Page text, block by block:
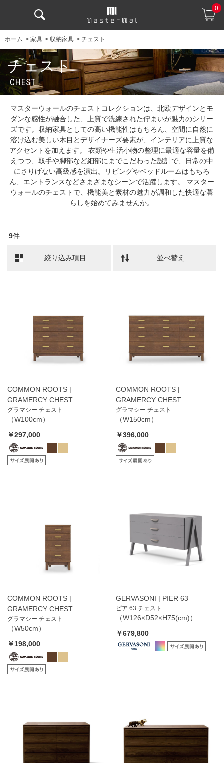
0
ホーム > 家具 > 収納家具 > チェスト
チェスト
CHEST
マスターウォールのチェストコレクションは、北欧デザインとモ
ダンな感性が融合した、上質で洗練された佇まいが魅力のシリー
ズです。収納家具としての高い機能性はもちろん、空間に自然に
溶け込む美しい木目とデザイナーズ要素が、インテリアに上質な
アクセントを加えます。 衣類や生活小物の整理に最適な容量を備
えつつ、取手や脚部など細部にまでこだわった設計で、日常の中
にさりげない高級感を演出。リビングやベッドルームはもちろ
ん、エントランスなどさまざまなシーンで活躍します。 マスター
ウォールのチェストで、機能美と素材の魅力が調和した快適な暮
らしを始めてみませんか。
9件
絞り込み項目 並べ替え
COMMON ROOTS |
GRAMERCY CHEST
グラマシー チェスト
（W100cm）
￥297,000
COMMON ROOTS |
GRAMERCY CHEST
グラマシー チェスト
（W150cm）
￥396,000
COMMON ROOTS |
GRAMERCY CHEST
グラマシー チェスト
（W50cm）
￥198,000
GERVASONI | PIER 63
ピア 63 チェスト
（W126×D52×H75(cm)）
￥679,800